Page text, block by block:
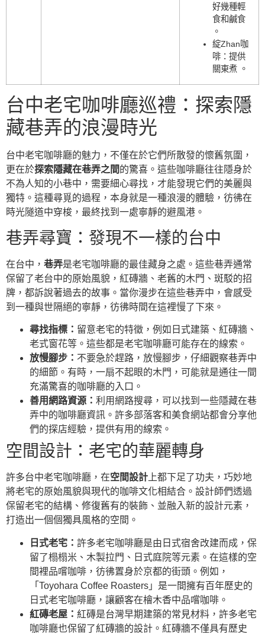
好幾種輕
食和鹹食
。
綻Zhan咖
啡：提供
關東煮 。
台中老宅咖啡廳巡禮：探索隱
藏巷弄的浪漫時光
台中老宅咖啡廳的魅力，不僅在於它們所散發的懷舊氛圍，
更在於探索隱藏在巷弄之間的驚喜。這些咖啡廳往往隱身於
不為人知的小巷中，需要細心尋找，才能發現它們的美麗與
獨特。這種尋覓的過程，本身就是一種浪漫的體驗，彷彿在
時光隧道中穿梭，最終找到一處寧靜的避風港。
巷弄尋寶：發現不一樣的台中
在台中， 巷弄是老宅咖啡廳的最佳藏身之處。這些巷弄通常
保留了老台中的原始風貌，紅磚牆、老舊的木門、斑駁的招
牌，都訴說著過去的故事。當你漫步在這些巷弄中，會感受
到一種與世隔絕的寧靜，彷彿時間在這裡慢了下來。
尋找指標： 留意老宅的特徵，例如日式建築、紅磚牆、
老式窗花等。這些都是老宅咖啡廳可能存在的線索。
放慢腳步： 不要急於趕路，放慢腳步，仔細觀察巷弄中
的細節。有時，一扇不起眼的木門，可能就是通往一間
充滿驚喜的咖啡廳的入口。
善用網路資源： 利用網路搜尋，可以找到一些隱藏在巷
弄中的咖啡廳資訊。許多部落客和美食網站都會分享他
們的探店經驗，提供有用的線索。
空間設計：老宅的華麗轉身
許多台中老宅咖啡廳，在空間設計 上都下足了功夫，巧妙地
將老宅的原始風貌與現代的咖啡文化相結合。設計師們透過
保留老宅的結構、修復舊有的裝飾、並融入新的設計元素，
打造出一個個獨具風格的空間。
日式老宅： 許多老宅咖啡廳是由日式宿舍改建而成，保
留了榻榻米、木製拉門、日式庭院等元素。在這樣的空
間裡品嚐咖啡，彷彿置身於京都的街頭。例如，
「Toyohara Coffee Roasters」是一間擁有百年歷史的
日式老宅咖啡廳，讓顧客在檜木香中品嚐咖啡。
紅磚老屋： 紅磚是台灣早期建築的常見材料，許多老宅
咖啡廳也保留了紅磚牆的設計。紅磚牆不僅具有歷史